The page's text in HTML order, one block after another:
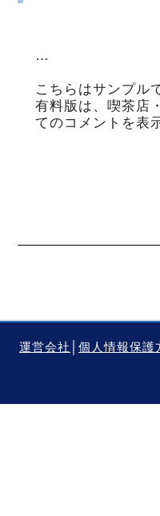
…
こちらはサンプル
有料版は、喫茶店
てのコメントを表
運営会社 個人情報保護